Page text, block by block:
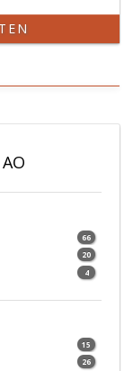
66
20
4
15
26